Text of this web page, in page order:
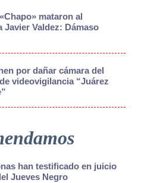
mataron al
Javier Valdez: Dámaso
por dañar cámara del
videovigilancia “Juárez
han testificado en juicio
Jueves Negro